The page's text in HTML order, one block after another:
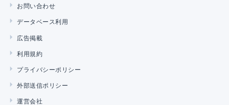
お問い合わせ
データベース利用
広告掲載
利用規約
プライバシーポリシー
外部送信ポリシー
運営会社